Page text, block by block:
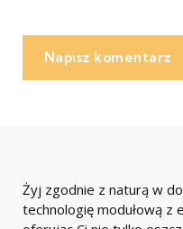
Napisz komentarz
Żyj zgodnie z naturą w
technologię modułową z